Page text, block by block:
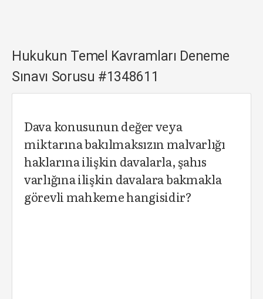
Hukukun Temel Kavramları Deneme
Sınavı Sorusu #1348611
Dava konusunun değer veya
miktarına bakılmaksızın malvarlığı
haklarına ilişkin davalarla, şahıs
varlığına ilişkin davalara bakmakla
görevli mahkeme hangisidir?